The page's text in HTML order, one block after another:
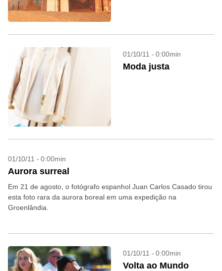
01/10/11 - 0:00min
Moda justa
01/10/11 - 0:00min
Aurora surreal
Em 21 de agosto, o fotógrafo espanhol Juan Carlos Casado tirou
esta foto rara da aurora boreal em uma expedição na
Groenlândia.
01/10/11 - 0:00min
Volta ao Mundo